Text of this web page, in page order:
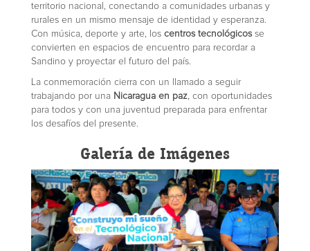
territorio nacional, conectando a comunidades urbanas y
rurales en un mismo mensaje de identidad y esperanza.
Con música, deporte y arte, los centros tecnológicosse
convierten en espacios de encuentro para recordar a
Sandino y proyectar el futuro del país.
La conmemoración cierra con un llamado a seguir
trabajando por una Nicaragua en paz , con oportunidades
para todos y con una juventud preparada para enfrentar
los desafíos del presente.
Galería de Imágenes